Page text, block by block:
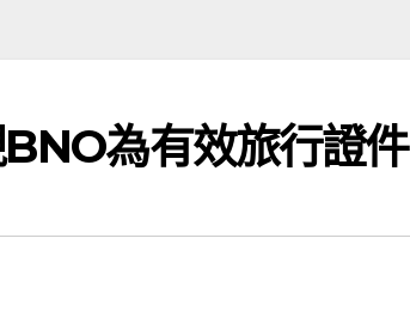
為有效旅行證件